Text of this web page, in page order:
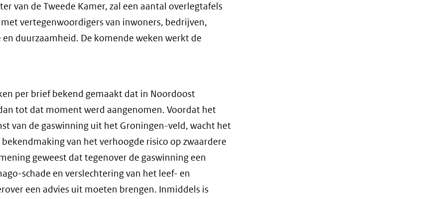
van de Tweede Kamer, zal een aantal overlegtafels
vertegenwoordigers van inwoners, bedrijven,
duurzaamheid. De komende weken werkt de
per brief bekend gemaakt dat in Noordoost
tot dat moment werd aangenomen. Voordat het
van de gaswinning uit het Groningen-veld, wacht het
van het verhoogde risico op zwaardere
geweest dat tegenover de gaswinning een
schade en verslechtering van het leef- en
een advies uit moeten brengen. Inmiddels is